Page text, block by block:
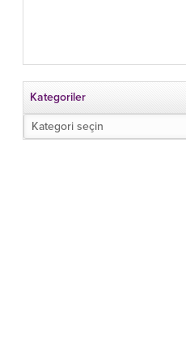
Kategoriler
Kategoriler